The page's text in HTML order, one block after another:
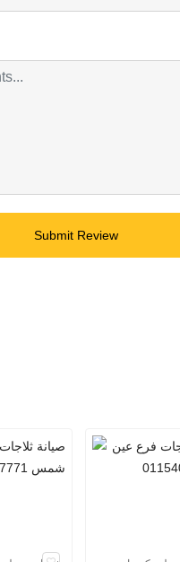
Submit Review